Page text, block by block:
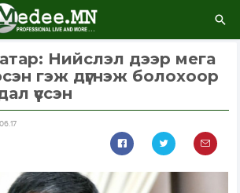
Нийслэл дээр мега
гэж дүгнэж болохоор
үүссэн